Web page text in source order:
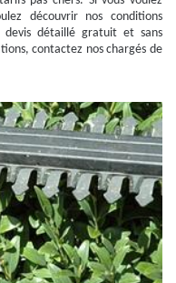
découvrir nos conditions
devis détaillé gratuit et sans
contactez nos chargés de